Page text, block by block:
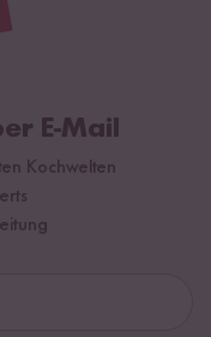
E-Mail
Kochwelten